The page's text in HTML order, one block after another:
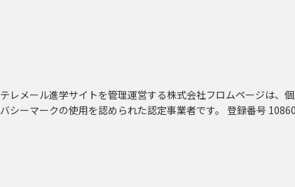
テレメール進学サイトを管理運営する株式会社フロムページは、
バシーマークの使用を認められた認定事業者です。 登録番号